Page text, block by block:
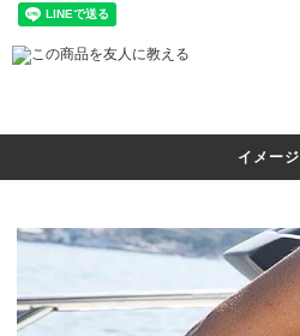
この商品を友人に教える
イメージ